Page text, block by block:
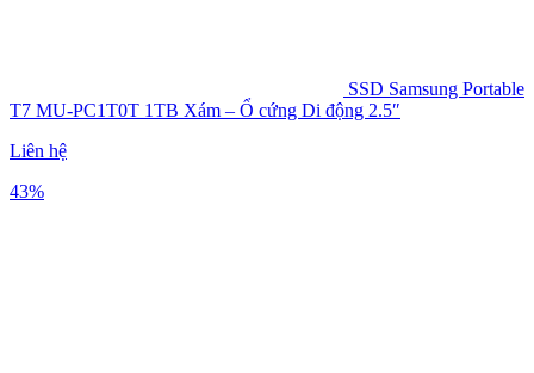
SSD Samsung Portable
T7 MU-PC1T0T 1TB Xám – Ổ cứng Di động 2.5″
Liên hệ
43%